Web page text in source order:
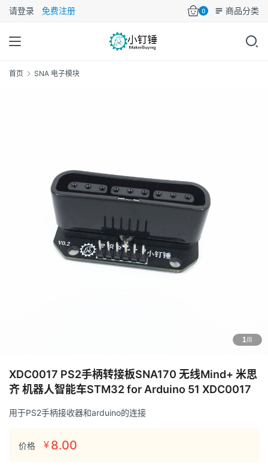
请登录 免费注册 0 商品分类
首页 SNA 电子模块
1/8
XDC0017 PS2手柄转接板SNA170 无线Mind+ 米思
齐 机器人智能车STM32 for Arduino 51 XDC0017
用于PS2手柄接收器和arduino的连接
价格 ¥ 8.00